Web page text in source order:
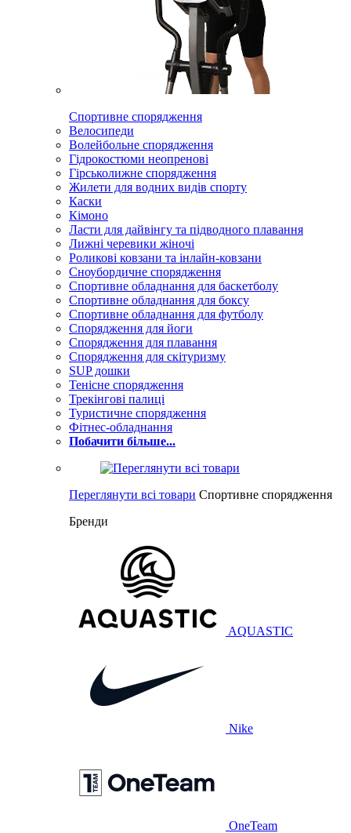
Спортивне спорядження
Велосипеди
Волейбольне спорядження
Гідрокостюми неопренові
Гірськолижне спорядження
Жилети для водних видів спорту
Каски
Кімоно
Ласти для дайвінгу та підводного плавання
Лижні черевики жіночі
Роликові ковзани та інлайн-ковзани
Сноубордичне спорядження
Спортивне обладнання для баскетболу
Спортивне обладнання для боксу
Спортивне обладнання для футболу
Спорядження для йоги
Спорядження для плавання
Спорядження для скітуризму
SUP дошки
Тенісне спорядження
Трекінгові палиці
Туристичне спорядження
Фітнес-обладнання
Побачити більше...
Переглянути всі товари Спортивне спорядження
Бренди
AQUASTIC
Nike
OneTeam